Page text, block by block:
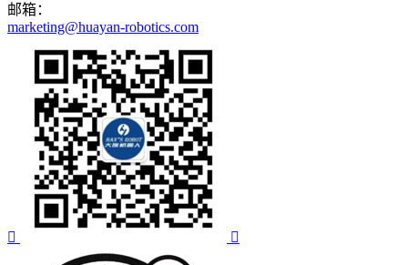
邮箱：
marketing@huayan-robotics.com